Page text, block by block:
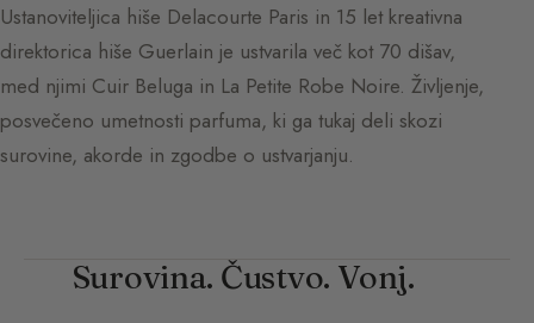
Ustanoviteljica hiše Delacourte Paris in 15 let kreativna
direktorica hiše Guerlain je ustvarila več kot 70 dišav,
med njimi Cuir Beluga in La Petite Robe Noire. Življenje,
posvečeno umetnosti parfuma, ki ga tukaj deli skozi
surovine, akorde in zgodbe o ustvarjanju.
Surovina. Čustvo. Vonj.